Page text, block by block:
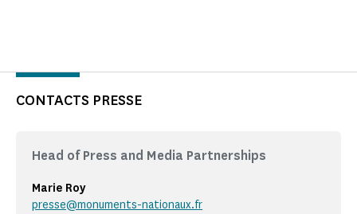
CONTACTS PRESSE
Head of Press and Media Partnerships
Marie Roy
presse@monuments-nationaux.fr